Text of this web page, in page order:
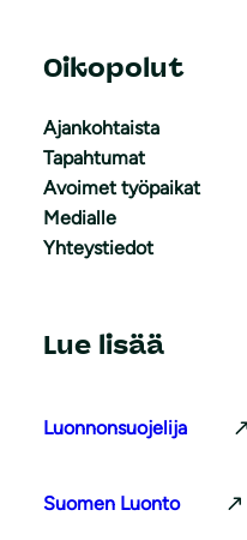
Oikopolut
Ajankohtaista
Tapahtumat
Avoimet työpaikat
Medialle
Yhteystiedot
Lue lisää
Luonnonsuojelija
Suomen Luonto